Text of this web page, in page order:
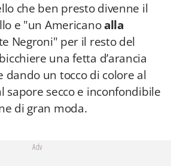
che ben presto divenne il
e "un Americanoalla
Negroni" per il resto del
una fetta d’arancia
dando un tocco di colore al
sapore secco e inconfondibile
di gran moda.
Adv